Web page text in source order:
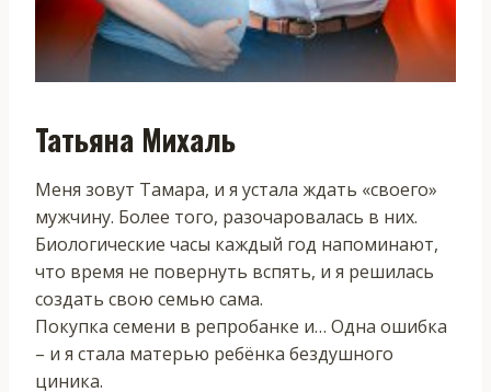
Татьяна Михаль
Меня зовут Тамара, и я устала ждать «своего»
мужчину. Более того, разочаровалась в них.
Биологические часы каждый год напоминают,
что время не повернуть вспять, и я решилась
создать свою семью сама.
Покупка семени в репробанке и… Одна ошибка
– и я стала матерью ребёнка бездушного
циника.